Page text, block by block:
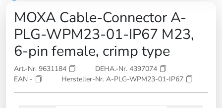
MOXA Cable-Connector A-
PLG-WPM23-01-IP67 M23,
6-pin female, crimp type
Art.-Nr. 9631184
DEHA.-Nr. 4397074
EAN -
Hersteller-Nr. A-PLG-WPM23-01-IP67